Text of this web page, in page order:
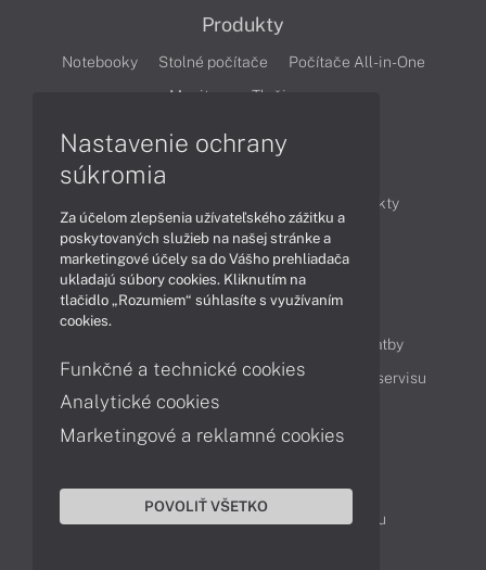
Produkty
Notebooky Stolné počítače
Počítače All-in-One
Monitory
Tlačiarne
Produkty
Technológie
Videá
Obsah
Možnosti doručenia a platby
Podpora a servis
Servisné služby Cenník servisu
Kontakty
043 4224 771
Obchodné oddelenie
Reklamácia tovaru
Nastavenie ochrany
súkromia
Za účelom zlepšenia užívateľského zážitku a
poskytovaných služieb na našej stránke a
marketingové účely sa do Vášho prehliadača
ukladajú súbory cookies. Kliknutím na
tlačidlo „Rozumiem“ súhlasíte s využívaním
cookies.
Funkčné a technické cookies
Analytické cookies
Marketingové a reklamné cookies
POVOLIŤ VŠETKO